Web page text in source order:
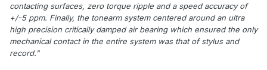
contacting surfaces, zero torque ripple and a speed accuracy of
+/-5 ppm. Finally, the tonearm system centered around an ultra
high precision critically damped air bearing which ensured the only
mechanical contact in the entire system was that of stylus and
record."